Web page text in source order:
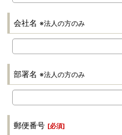
会社名 ※法人の方のみ
部署名 ※法人の方のみ
郵便番号 [必須]